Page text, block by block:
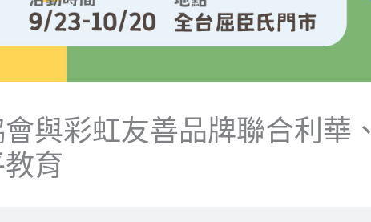
與彩虹友善品牌聯合利華、
育